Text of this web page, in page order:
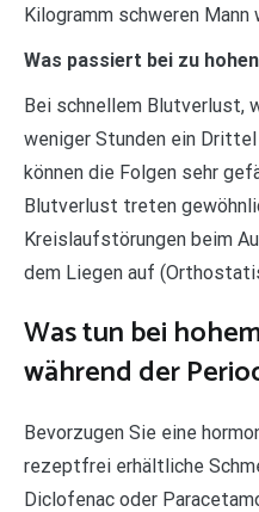
Kilogramm schweren
Was passiert bei zu
Bei schnellem Blutverlust,
weniger Stunden ein
können die Folgen sehr
Blutverlust treten
Kreislaufstörungen beim
dem Liegen auf
Was tun bei
während der
Bevorzugen Sie eine
rezeptfrei erhältliche
Diclofenac oder